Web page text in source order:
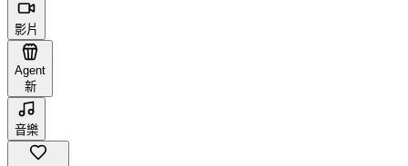
影片
Agent
新
音樂